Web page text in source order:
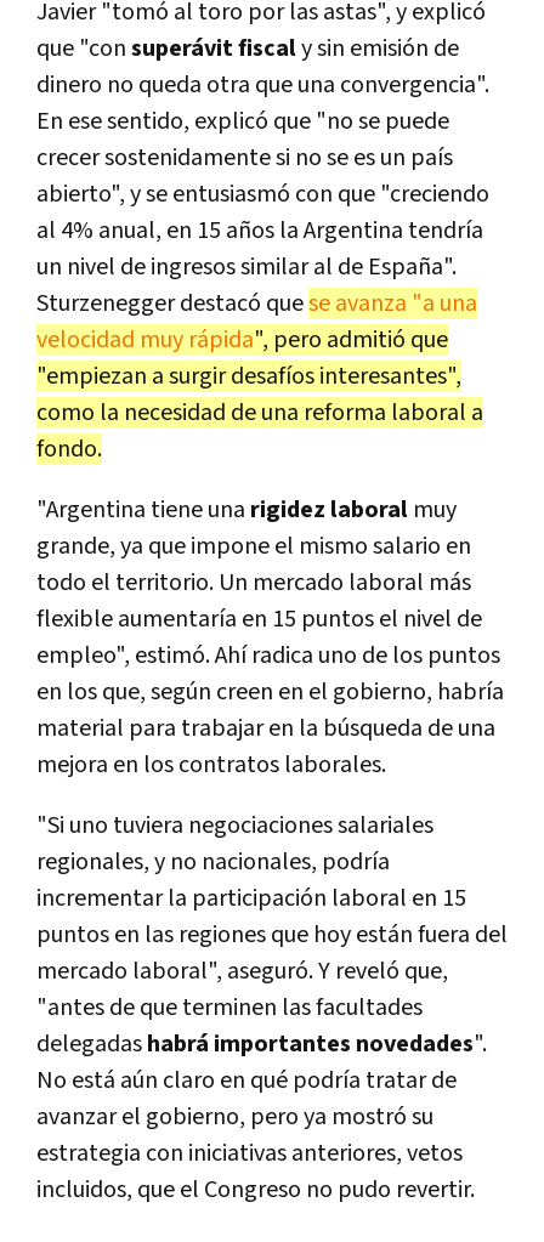
Javier "tomó al toro por las astas", y explicó
que "consuperávit fiscaly sin emisión de
dinero no queda otra que una convergencia".
En ese sentido, explicó que "no se puede
crecer sostenidamente si no se es un país
abierto", y se entusiasmó con que "creciendo
al 4% anual, en 15 años la Argentina tendría
un nivel de ingresos similar al de España".
Sturzenegger destacó quese avanza "a una
velocidad muy rápida", pero admitió que
"empiezan a surgir desafíos interesantes",
como la necesidad de una reforma laboral a
fondo.
"Argentina tiene una rigidez laboral muy
grande, ya que impone el mismo salario en
todo el territorio. Un mercado laboral más
flexible aumentaría en 15 puntos el nivel de
empleo", estimó. Ahí radica uno de los puntos
en los que, según creen en el gobierno, habría
material para trabajar en la búsqueda de una
mejora en los contratos laborales.
"Si uno tuviera negociaciones salariales
regionales, y no nacionales, podría
incrementar la participación laboral en 15
puntos en las regiones que hoy están fuera del
mercado laboral", aseguró. Y reveló que,
"antes de que terminen las facultades
delegadashabrá importantes novedades".
No está aún claro en qué podría tratar de
avanzar el gobierno, pero ya mostró su
estrategia con iniciativas anteriores, vetos
incluidos, que el Congreso no pudo revertir.